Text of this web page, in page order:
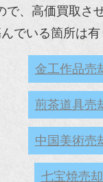
で、高価買取さ
でいる箇所は有
金工作品売
煎茶道具売
中国美術売
七宝焼売